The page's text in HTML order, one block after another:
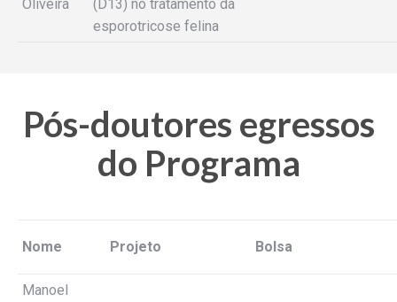
Oliveira
(D13) no tratamento da
esporotricose felina
Pós-doutores egressos
do Programa
Nome Projeto Bolsa
Manoel